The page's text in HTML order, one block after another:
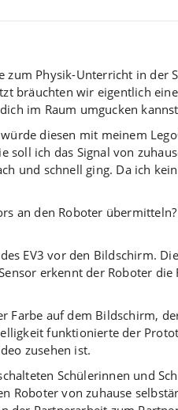
zum Physik-Unterricht in der
bräuchten wir eigentlich
im Raum umgucken
diesen mit meinem
soll ich das Signal von
und schnell ging. Da ich
an den Roboter
EV3 vor den Bildschirm.
erkennt der Roboter
Farbe auf dem Bildschirm,
funktionierte der
zusehen ist.
Schülerinnen und
Roboter von zuhause